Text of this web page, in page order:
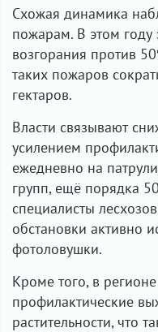
Схожая динамика
пожарам. В этом
возгорания против
таких пожаров
гектаров.
Власти связывают
усилением
ежедневно на
групп, ещё порядка
специалисты
обстановки активно
фотоловушки.
Кроме того, в
профилактические
растительности, что